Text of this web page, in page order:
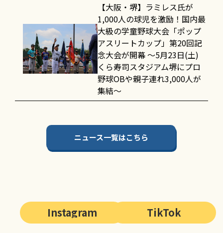
【大阪・堺】ラミレス氏が
1,000人の球児を激励！国内最
大級の学童野球大会「ポップ
アスリートカップ」第20回記
念大会が開幕 〜5月23日(土)
くら寿司スタジアム堺にプロ
野球OBや親子連れ3,000人が
集結〜
ニュース一覧はこちら
Instagram TikTok